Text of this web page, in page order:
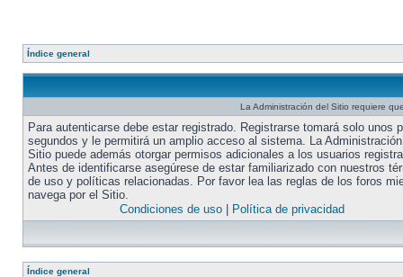
Índice general
La Administración del Sitio requiere
Para autenticarse debe estar registrado. Registrarse tomará solo unos
segundos y le permitirá un amplio acceso al sistema. La
Sitio puede además otorgar permisos adicionales a los usuarios
Antes de identificarse asegúrese de estar familiarizado con nuestros
de uso y políticas relacionadas. Por favor lea las reglas de los foros
navega por el Sitio.
Condiciones de uso| Política de privacidad
Índice general